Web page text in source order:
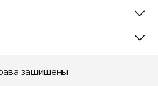
защищены